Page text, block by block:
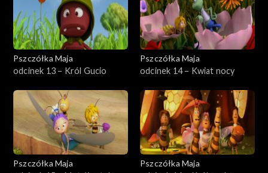
Pszczółka Maja
odcinek 13 – Król Gucio
Pszczółka Maja
odcinek 14 – Kwiat nocy
Pszczółka Maja
Pszczółka Maja